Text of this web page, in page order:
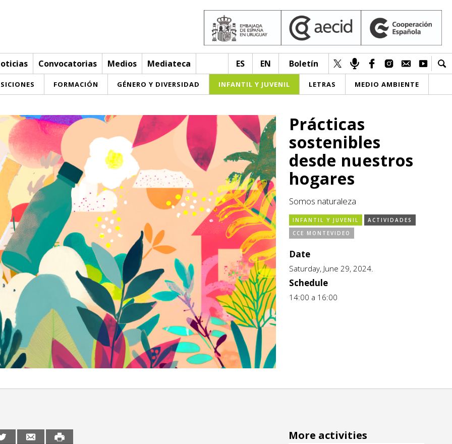
Convocatorias Medios Mediateca ES EN Boletín
FORMACIÓN GÉNERO Y DIVERSIDAD INFANTIL Y JUVENIL LETRAS MEDIO AMBIENTE
Prácticas
sostenibles
desde nuestros
hogares
Somos naturaleza
INFANTIL Y JUVENIL
ACTIVIDADES
CCE MONTEVIDEO
Date
Saturday, June 29, 2024.
Schedule
14:00 a 16:00
More activities